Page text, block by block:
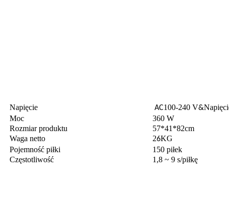
Napięcie AC100-240 V&
Moc
360 W
Rozmiar produktu
57*41*82cm
Waga netto
26KG
Pojemność piłki
150 piłek
Częstotliwość
1,8 ~ 9 s/piłkę